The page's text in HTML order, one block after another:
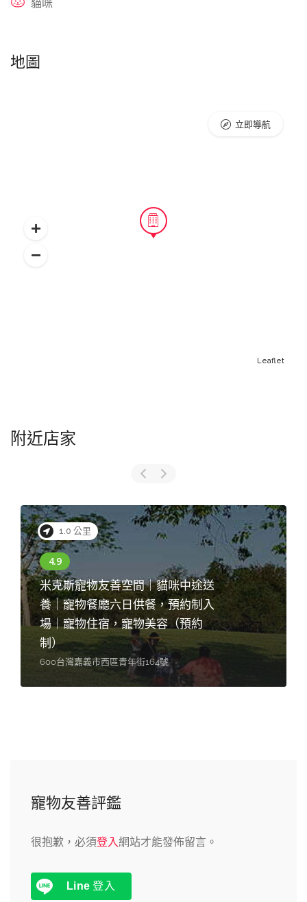
貓咪
地圖
Leaflet
立即導航
附近店家
1.0 公里
米克斯寵物友善空間｜貓咪中途送
養｜寵物餐廳六日供餐，預約制入
場｜寵物住宿，寵物美容（預約
制）
600台灣嘉義市西區青年街164號
寵物友善評鑑
很抱歉，必須登入網站才能發佈留言。
Line 登入